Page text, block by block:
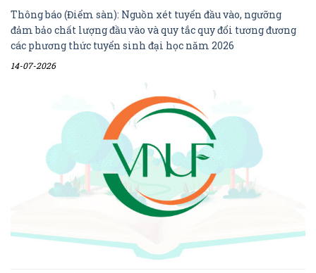
Thông báo (Điểm sàn): Nguồn xét tuyển đầu vào, ngưỡng
đảm bảo chất lượng đầu vào và quy tắc quy đổi tương đương
các phương thức tuyển sinh đại học năm 2026
14-07-2026